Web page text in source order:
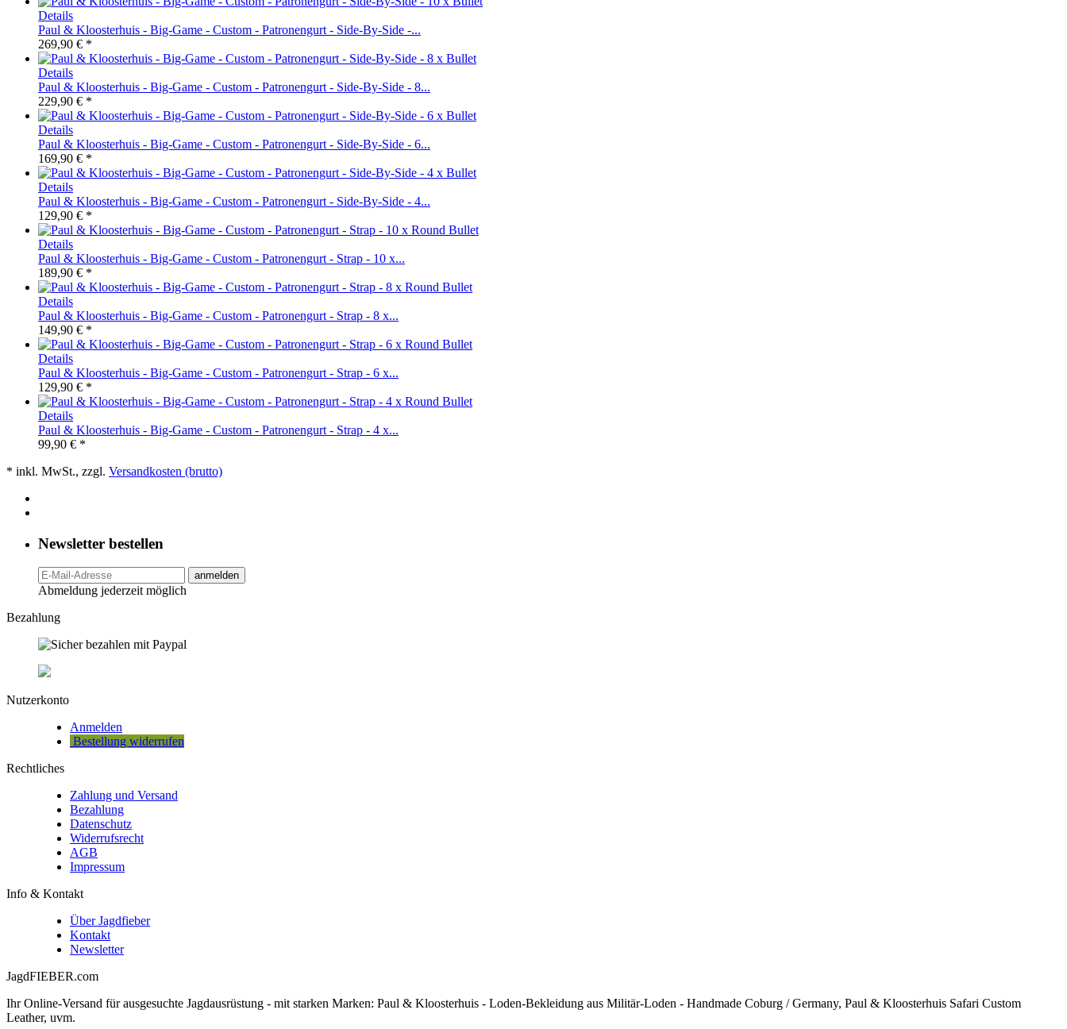
Details
Paul & Kloosterhuis - Big-Game - Custom - Patronengurt - Side-By-Side -...
269,90 € *
Details
Paul & Kloosterhuis - Big-Game - Custom - Patronengurt - Side-By-Side - 8...
229,90 € *
Details
Paul & Kloosterhuis - Big-Game - Custom - Patronengurt - Side-By-Side - 6...
169,90 € *
Details
Paul & Kloosterhuis - Big-Game - Custom - Patronengurt - Side-By-Side - 4...
129,90 € *
Details
Paul & Kloosterhuis - Big-Game - Custom - Patronengurt - Strap - 10 x...
189,90 € *
Details
Paul & Kloosterhuis - Big-Game - Custom - Patronengurt - Strap - 8 x...
149,90 € *
Details
Paul & Kloosterhuis - Big-Game - Custom - Patronengurt - Strap - 6 x...
129,90 € *
Details
Paul & Kloosterhuis - Big-Game - Custom - Patronengurt - Strap - 4 x...
99,90 € *
* inkl. MwSt., zzgl. Versandkosten (brutto)
Newsletter bestellen
anmelden
Abmeldung jederzeit möglich
Bezahlung
Nutzerkonto
Anmelden
Bestellung widerrufen
Rechtliches
Zahlung und Versand
Bezahlung
Datenschutz
Widerrufsrecht
AGB
Impressum
Info & Kontakt
Über Jagdfieber
Kontakt
Newsletter
JagdFIEBER.com
Ihr Online-Versand für ausgesuchte Jagdausrüstung - mit starken Marken: Paul & Kloosterhuis - Loden-Bekleidung aus Militär-Loden - Handmade Coburg / Germany, Paul & Kloosterhuis Safari Custom
Leather, uvm.